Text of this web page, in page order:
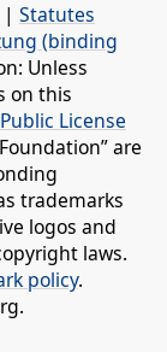
| Statutes
(binding
Unless
on this
License
are
trademarks
logos and
laws.
policy.